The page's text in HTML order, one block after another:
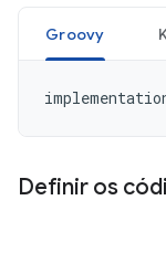
Groovy
Definir os